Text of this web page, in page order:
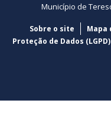
Município de
Sobre o site Mapa
Proteção de Dados (LGPD)